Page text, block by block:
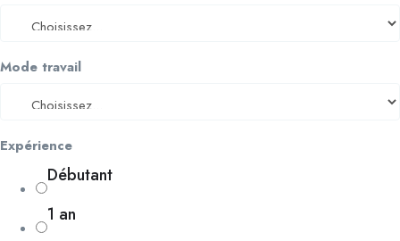
Mode travail
Expérience
Débutant
1 an